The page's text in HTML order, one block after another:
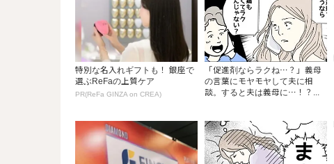
特別な名入れギフトも！ 銀座で
選ぶReFaの上質ケア
PR(ReFa GINZA on CREA)
「促進剤ならラクね…？」義母
の言葉にモヤモヤして夫に相
談。すると夫は義母に…！？...